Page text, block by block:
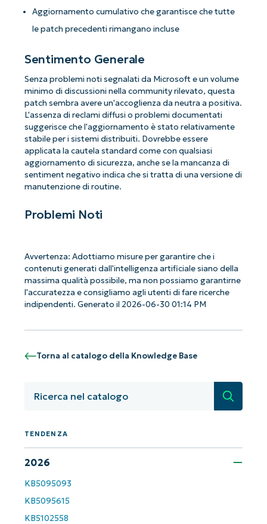
Aggiornamento cumulativo che garantisce che tutte
le patch precedenti rimangano incluse
Sentimento Generale
Senza problemi noti segnalati da Microsoft e un volume
minimo di discussioni nella community rilevato, questa
patch sembra avere un'accoglienza da neutra a positiva.
L'assenza di reclami diffusi o problemi documentati
suggerisce che l'aggiornamento è stato relativamente
stabile per i sistemi distribuiti. Dovrebbe essere
applicata la cautela standard come con qualsiasi
aggiornamento di sicurezza, anche se la mancanza di
sentiment negativo indica che si tratta di una versione di
manutenzione di routine.
Problemi Noti
Avvertenza: Adottiamo misure per garantire che i
contenuti generati dall'intelligenza artificiale siano della
massima qualità possibile, ma non possiamo garantirne
l'accuratezza e consigliamo agli utenti di fare ricerche
indipendenti. Generato il 2026-06-30 01:14 PM
Torna al catalogo della Knowledge Base
Ricerca
TENDENZA
2026
KB5095093
KB5095615
KB5102558
Iniziate con le analisi KB guidate
dall'AI di NinjaOne!
Non è richiesta alcuna carta di credito e si ha
accesso completo a tutte le funzionalità.
First
and
name*